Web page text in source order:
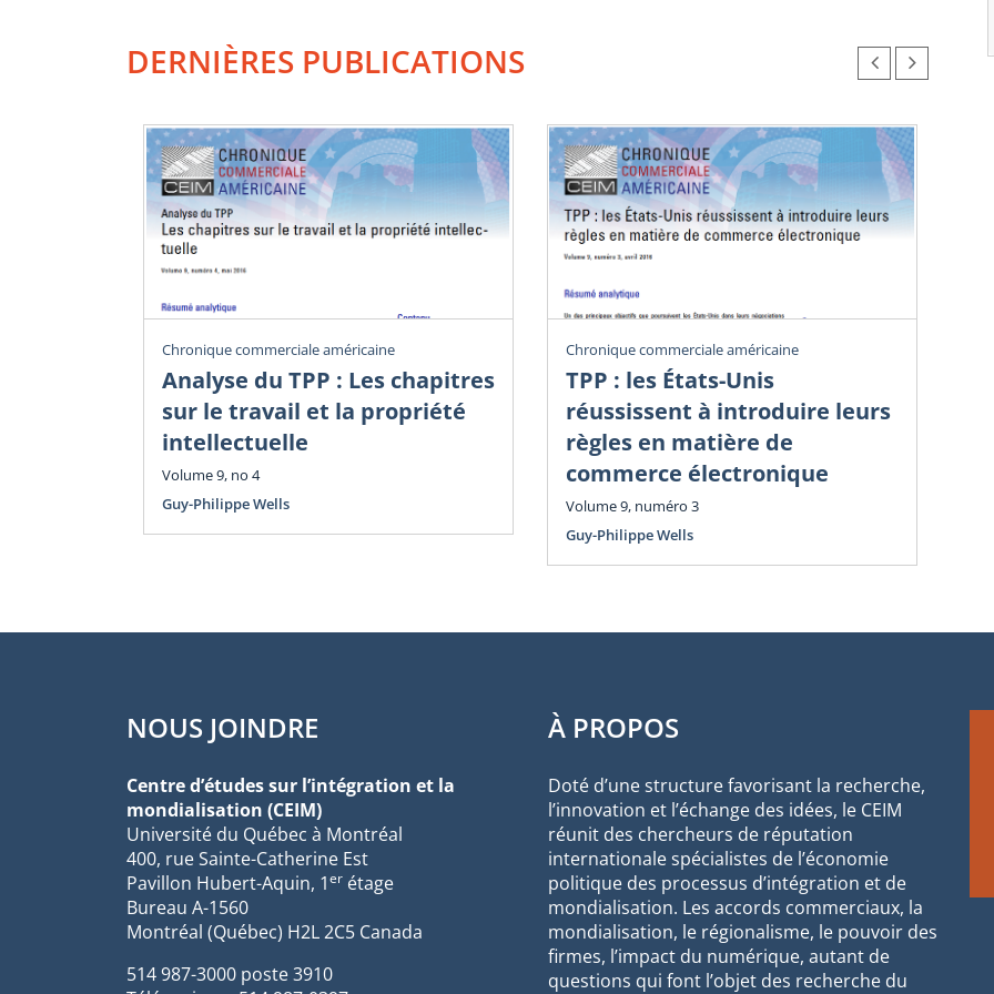
DERNIÈRES PUBLICATIONS
Chronique commerciale américaine
Analyse du TPP : Les chapitres
sur le travail et la propriété
intellectuelle
Volume 9, no 4
Guy-Philippe Wells
Chronique commerciale américaine
TPP : les États-Unis
réussissent à introduire leurs
règles en matière de
commerce électronique
Volume 9, numéro 3
Guy-Philippe Wells
NOUS JOINDRE
Centre d’études sur l’intégration et la
mondialisation (CEIM)
Université du Québec à Montréal
400, rue Sainte-Catherine Est
Pavillon Hubert-Aquin, 1er étage
Bureau A-1560
Montréal (Québec) H2L 2C5 Canada
514 987-3000 poste 3910
À PROPOS
Doté d’une structure favorisant la recherche,
l’innovation et l’échange des idées, le CEIM
réunit des chercheurs de réputation
internationale spécialistes de l’économie
politique des processus d’intégration et de
mondialisation. Les accords commerciaux, la
mondialisation, le régionalisme, le pouvoir des
firmes, l’impact du numérique, autant de
questions qui font l’objet des recherche du